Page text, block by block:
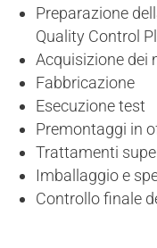
Preparazione
Quality Control
Acquisizione dei
Fabbricazione
Esecuzione test
Premontaggi in
Trattamenti
Imballaggio e
Controllo finale